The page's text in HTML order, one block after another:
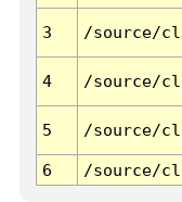
3 /source/
4 /source/
5 /source/
6 /source/